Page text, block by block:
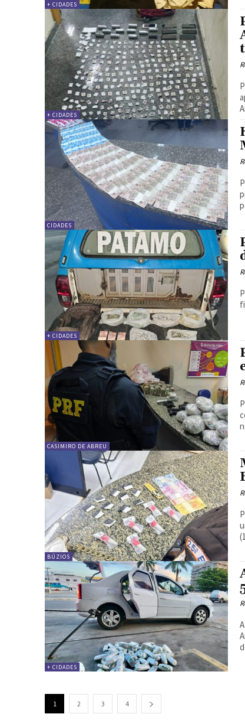
+ CIDADES
+ CIDADES
CIDADES
+ CIDADES
CASIMIRO DE ABREU
BÚZIOS
+ CIDADES
1 2 3 4